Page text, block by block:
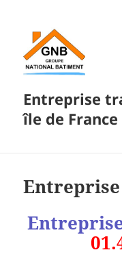
Entreprise
île de France